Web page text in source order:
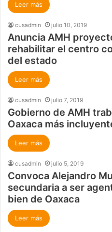
Leer más
cusadmin julio 10, 2019
Anuncia AMH
rehabilitar el centro
del estado
Leer más
cusadmin julio 7, 2019
Gobierno de AMH
Oaxaca más
Leer más
cusadmin julio 5, 2019
Convoca Alejandro
secundaria a ser
bien de Oaxaca
Leer más